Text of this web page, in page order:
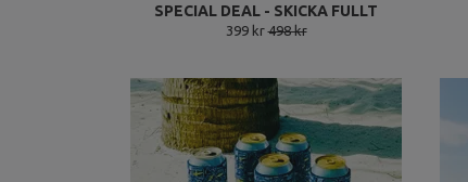
SPECIAL DEAL - SKICKA FULLT
399 kr498 kr